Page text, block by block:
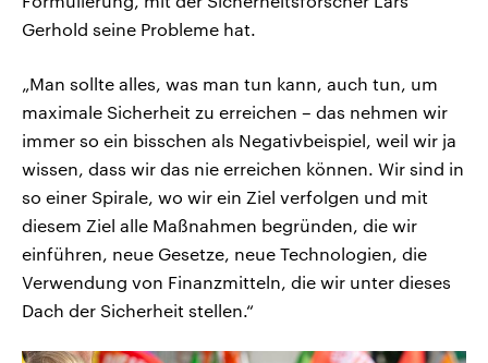
Gerhold seine Probleme hat.
„Man sollte alles, was man tun kann, auch tun, um
maximale Sicherheit zu erreichen – das nehmen wir
immer so ein bisschen als Negativbeispiel, weil wir ja
wissen, dass wir das nie erreichen können. Wir sind in
so einer Spirale, wo wir ein Ziel verfolgen und mit
diesem Ziel alle Maßnahmen begründen, die wir
einführen, neue Gesetze, neue Technologien, die
Verwendung von Finanzmitteln, die wir unter dieses
Dach der Sicherheit stellen.“